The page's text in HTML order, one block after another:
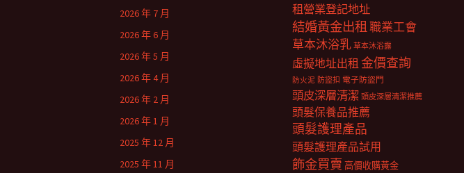
租營業登記地址
結婚黃金出租職業工會
草本沐浴乳 草本沐浴露
虛擬地址出租 金價查詢
防火泥 防盜扣 電子防盜門
頭皮深層清潔 頭皮深層清潔推薦
頭髮保養品推薦
頭髮護理產品
頭髮護理產品試用
飾金買賣 高價收購黃金
2026 年 7 月
2026 年 6 月
2026 年 5 月
2026 年 4 月
2026 年 2 月
2026 年 1 月
2025 年 12 月
2025 年 11 月